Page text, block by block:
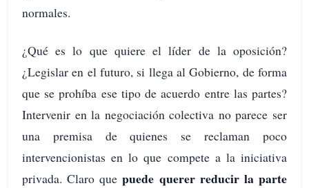
normales.
¿Qué es lo que quiere el líder de la oposición?
¿Legislar en el futuro, si llega al Gobierno, de forma
que se prohíba ese tipo de acuerdo entre las partes?
Intervenir en la negociación colectiva no parece ser
una premisa de quienes se reclaman poco
intervencionistas en lo que compete a la iniciativa
privada. Claro quepuede querer reducir la parte